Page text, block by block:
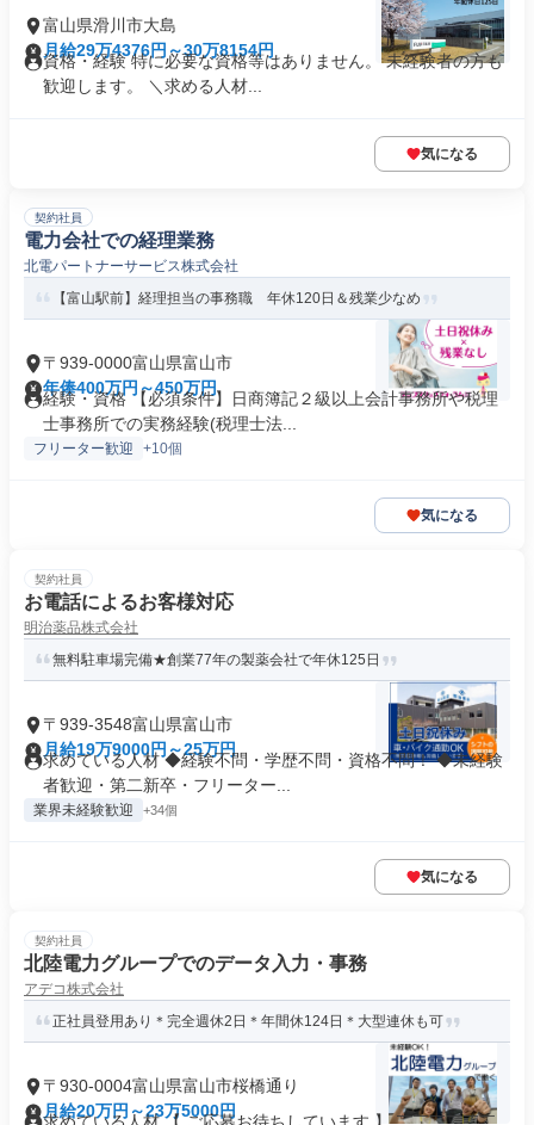
富山県滑川市大島
月給29万4376円～30万8154円
資格・経験 特に必要な資格等はありません。 未経験者の方も
歓迎します。 ＼求める人材...
気になる
契約社員
電力会社での経理業務
北電パートナーサービス株式会社
【富山駅前】経理担当の事務職 年休120日＆残業少なめ
〒939-0000富山県富山市
年俸400万円～450万円
経験・資格 【必須条件】日商簿記２級以上会計事務所や税理
士事務所での実務経験(税理士法...
フリーター歓迎 +10個
気になる
契約社員
お電話によるお客様対応
明治薬品株式会社
無料駐車場完備★創業77年の製薬会社で年休125日
〒939-3548富山県富山市
月給19万9000円～25万円
求めている人材 ◆経験不問・学歴不問・資格不問！ ◆未経験
者歓迎・第二新卒・フリーター...
業界未経験歓迎 +34個
気になる
契約社員
北陸電力グループでのデータ入力・事務
アデコ株式会社
正社員登用あり＊完全週休2日＊年間休124日＊大型連休も可
〒930-0004富山県富山市桜橋通り
月給20万円～23万5000円